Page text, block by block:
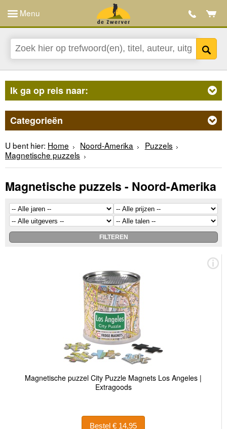
Menu
Ik ga op reis naar:
Categorieën
U bent hier: Home Noord-Amerika
Puzzels
Magnetische puzzels
Magnetische puzzels - Noord-Amerika
Magnetische puzzel City Puzzle Magnets Los Angeles |
Extragoods
Bestel € 14,95